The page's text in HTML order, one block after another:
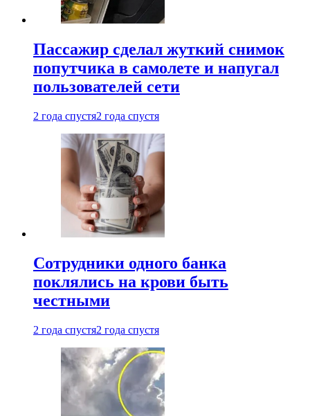
Пассажир сделал жуткий снимок
попутчика в самолете и напугал
пользователей сети
2 года спустя2 года спустя
Сотрудники одного банка
поклялись на крови быть
честными
2 года спустя2 года спустя